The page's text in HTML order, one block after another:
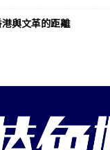
港與文革的距離